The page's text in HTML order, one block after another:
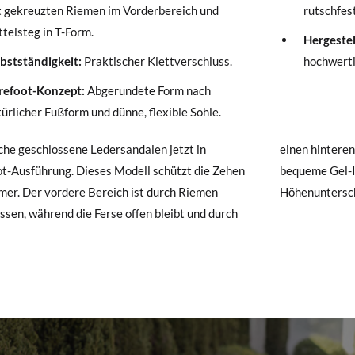
gekreuzten Riemen im Vorderbereich und
in T-Form.
Praktischer Klettverschluss.
Konzept: Abgerundete Form nach
Fußform und dünne, flexible Sohle.
geschlossene Ledersandalen jetzt in
Ausführung. Dieses Modell schützt die Zehen
Der vordere Bereich ist durch Riemen
während die Ferse offen bleibt und durch
Riemen gehalten wird. Breite Passform,
Gel-Innensohle und sehr flexible Sohle ohne
Schuhe ankommen und nicht ganz Ihren Vorstellungen
beantragen.
ein Kundenkonto haben, loggen Sie sich einfach ein, um den
besuchen Sie bitte unsereRuecksendungund geben Sie Ihre